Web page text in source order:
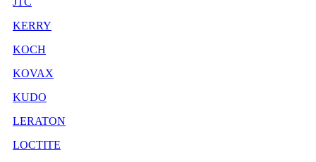
KERRY
KOCH
KOVAX
KUDO
LERATON
LOCTITE